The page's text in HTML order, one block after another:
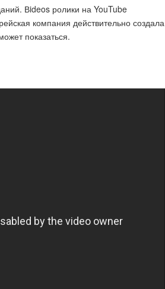
Вideos ролики на YouTube
компания действительно создала
показаться.